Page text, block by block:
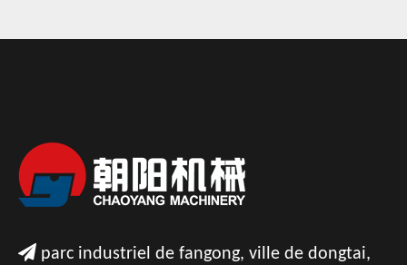
 parc industriel de fangong, ville de dongtai,